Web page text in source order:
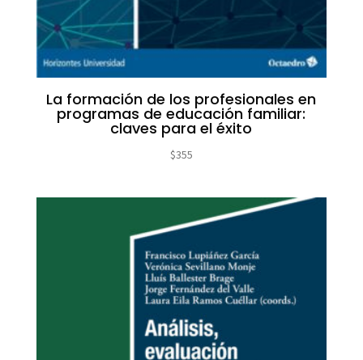
La formación de los profesionales en
programas de educación familiar:
claves para el éxito
$355